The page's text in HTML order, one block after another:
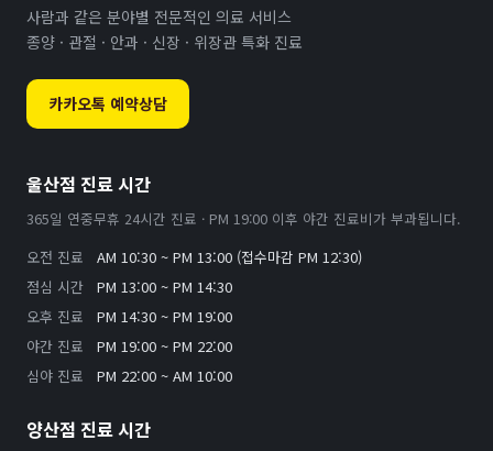
사람과 같은 분야별 전문적인 의료 서비스
종양 · 관절 · 안과 · 신장 · 위장관 특화 진료
카카오톡 예약상담
울산점 진료 시간
365일 연중무휴 24시간 진료 · PM 19:00 이후 야간 진료비가 부과됩니다.
오전 진료
AM 10:30 ~ PM 13:00 (접수마감 PM 12:30)
점심 시간
PM 13:00 ~ PM 14:30
오후 진료
PM 14:30 ~ PM 19:00
야간 진료
PM 19:00 ~ PM 22:00
심야 진료
PM 22:00 ~ AM 10:00
양산점 진료 시간